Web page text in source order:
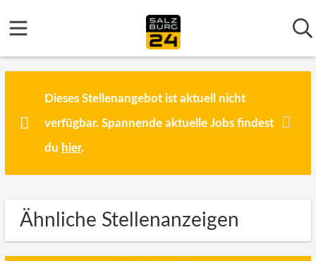
Dieses Stellenangebot ist aktuell nicht
verfügbar. Spannende aktuelle Jobs findest
du hier.
Ähnliche Stellenanzeigen